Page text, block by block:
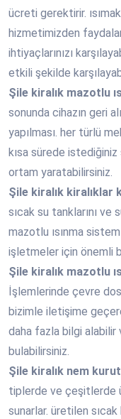
ücreti gerektirir.
hizmetimizden
ihtiyaçlarınızı
etkili şekilde
Şile kiralık mazotlu
sonunda cihazın geri
yapılması. her türlü
kısa sürede
ortam yaratabilirsiniz.
Şile kiralık kiralıklar
sıcak su tanklarını ve
mazotlu ısınma
işletmeler için önemli
Şile kiralık mazotlu
İşlemlerinde çevre
bizimle iletişime
daha fazla bilgi alabilir
bulabilirsiniz.
Şile kiralık nem
tiplerde ve çeşitlerde
sunarlar. üretilen sıcak